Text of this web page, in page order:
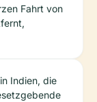
Fahrt von
Indien, die